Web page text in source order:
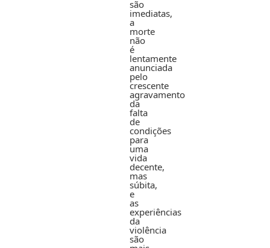
são
imediatas,
a
morte
não
é
lentamente
anunciada
pelo
crescente
agravamento
da
falta
de
condições
para
uma
vida
decente,
mas
súbita,
e
as
experiências
da
violência
são